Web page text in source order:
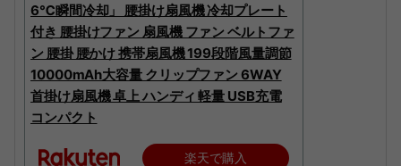
6℃瞬間冷却」 腰掛け扇風機 冷却プレート
付き 腰掛けファン 扇風機 ファン ベルトファ
ン 腰掛 腰かけ 携帯扇風機 199段階風量調節
10000mAh大容量 クリップファン 6WAY
首掛け扇風機 卓上 ハンディ 軽量 USB充電
コンパクト
楽天で購入